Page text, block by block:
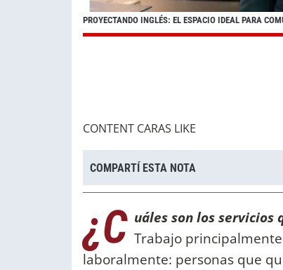
PROYECTANDO INGLÉS: EL ESPACIO IDEAL PARA
CONTENT CARAS LIKE
COMPARTÍ ESTA NOTA
¿C uáles son los servicios
Trabajo
laboralmente: personas que